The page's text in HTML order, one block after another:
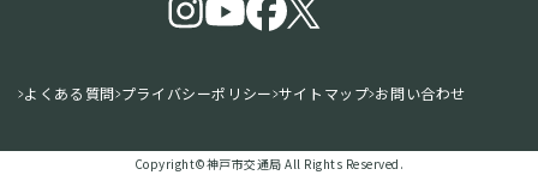
よくある質問 プライバシーポリシー サイトマップ お問い合わせ
Copyright©️神戸市交通局 All Rights Reserved.